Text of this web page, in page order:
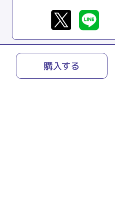
購入する
リモチャレとは